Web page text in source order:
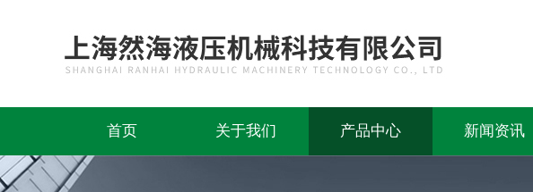
首页 关于我们 产品中心 新闻资讯